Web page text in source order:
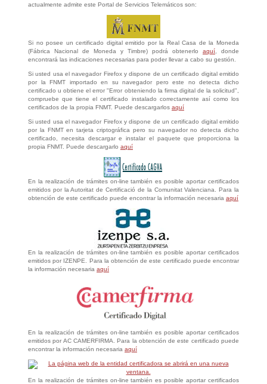
actualmente admite este Portal de Servicios Telemáticos son:
Si no posee un certificado digital emitido por la Real Casa de la Moneda
(Fábrica Nacional de Moneda y Timbre) podrá obtenerlo aquí , donde
encontrará las indicaciones necesarias para poder llevar a cabo su gestión.
Si usted usa el navegador Firefox y dispone de un certificado digital emitido
por la FNMT importado en su navegador pero este no detecta dicho
certificado u obtiene el error "Error obteniendo la firma digital de la solicitud",
compruebe que tiene el certificado instalado correctamente así como los
certificados de la propia FNMT. Puede descargarlos aquí
Si usted usa el navegador Firefox y dispone de un certificado digital emitido
por la FNMT en tarjeta criptográfica pero su navegador no detecta dicho
certificado, necesita descargar e instalar el paquete que proporciona la
propia FNMT. Puede descargarlo aquí
En la realización de trámites on-line también es posible aportar certificados
emitidos por la Autoritat de Certificació de la Comunitat Valenciana. Para la
obtención de este certificado puede encontrar la información necesaria aquí
En la realización de trámites on-line también es posible aportar certificados
emitidos por IZENPE. Para la obtención de este certificado puede encontrar
la información necesaria aquí
En la realización de trámites on-line también es posible aportar certificados
emitidos por AC CAMERFIRMA. Para la obtención de este certificado puede
encontrar la información necesaria aquí
En la realización de trámites on-line también es posible aportar certificados